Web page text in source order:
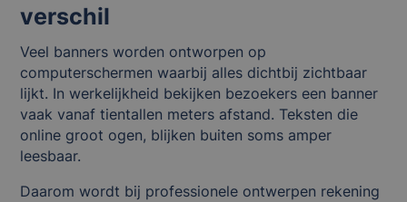
verschil
Veel banners worden ontworpen op
computerschermen waarbij alles dichtbij zichtbaar
lijkt. In werkelijkheid bekijken bezoekers een banner
vaak vanaf tientallen meters afstand. Teksten die
online groot ogen, blijken buiten soms amper
leesbaar.
Daarom wordt bij professionele ontwerpen rekening